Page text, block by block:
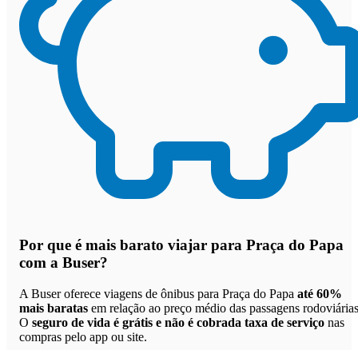
Por que é mais barato viajar para Praça do Papa
com a Buser?
A Buser oferece viagens de ônibus para Praça do Papa até 60%
mais baratas em relação ao preço médio das passagens
O seguro de vida é grátis e não é cobrada taxa de serviço nas
compras pelo app ou site.